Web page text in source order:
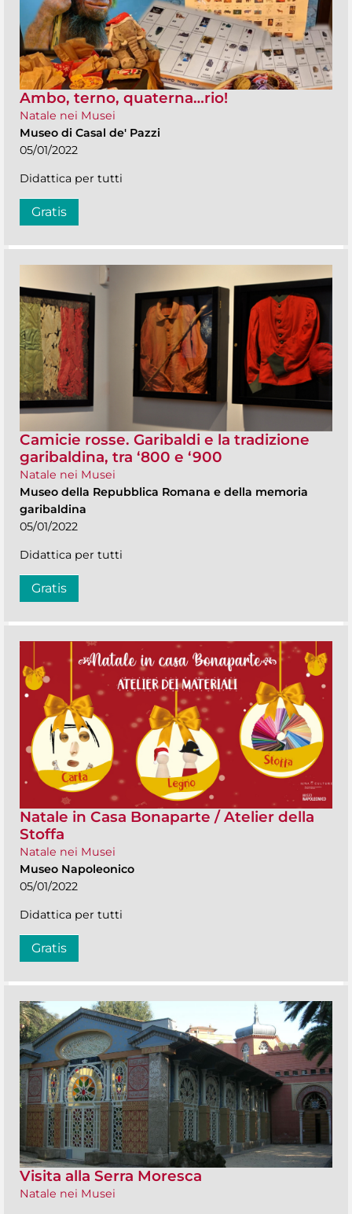
Ambo, terno, quaterna…rio!
Natale nei Musei
Museo di Casal de' Pazzi
05/01/2022
Didattica per tutti
Gratis
Camicie rosse. Garibaldi e la tradizione
garibaldina, tra ‘800 e ‘900
Natale nei Musei
Museo della Repubblica Romana e della memoria
garibaldina
05/01/2022
Didattica per tutti
Gratis
Natale in Casa Bonaparte / Atelier della
Stoffa
Natale nei Musei
Museo Napoleonico
05/01/2022
Didattica per tutti
Gratis
Visita alla Serra Moresca
Natale nei Musei